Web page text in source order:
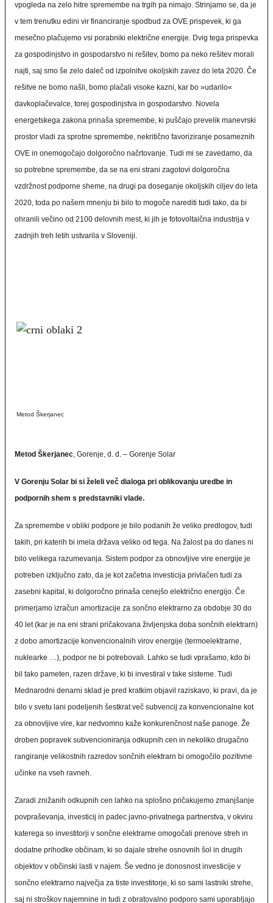
vpogleda na zelo hitre spremembe na trgih pa nimajo. Strinjamo se, da je
v tem trenutku edini vir financiranje spodbud za OVE prispevek, ki ga
mesečno plačujemo vsi porabniki električne energije. Dvig tega prispevka
za gospodinjstvo in gospodarstvo ni rešitev, bomo pa neko rešitev morali
najti, saj smo še zelo daleč od izpolnitve okoljskih zavez do leta 2020. Če
rešitve ne bomo našli, bomo plačali visoke kazni, kar bo »udarilo«
davkoplačevalce, torej gospodinjstva in gospodarstvo. Novela
energetskega zakona prinaša spremembe, ki puščajo prevelik manevrski
prostor vladi za sprotne spremembe, nekritično favoriziranje posameznih
OVE in onemogočajo dolgoročno načrtovanje. Tudi mi se zavedamo, da
so potrebne spremembe, da se na eni strani zagotovi dolgoročna
vzdržnost podporne sheme, na drugi pa doseganje okoljskih ciljev do leta
2020, toda po našem mnenju bi bilo to mogoče narediti tudi tako, da bi
ohranili večino od 2100 delovnih mest, ki jih je fotovoltaična industrija v
zadnjih treh letih ustvarila v Sloveniji.
Metod Škerjanec
Metod Škerjanec, Gorenje, d. d. – Gorenje Solar
V Gorenju Solar bi si želeli več dialoga pri oblikovanju uredbe in
podpornih shem s predstavniki vlade.
Za spremembe v obliki podpore je bilo podanih že veliko predlogov, tudi
takih, pri katerih bi imela država veliko od tega. Na žalost pa do danes ni
bilo velikega razumevanja. Sistem podpor za obnovljive vire energije je
potreben izključno zato, da je kot začetna investicija privlačen tudi za
zasebni kapital, ki dolgoročno prinaša cenejšo električno energijo. Če
primerjamo izračun amortizacije za sončno elektrarno za obdobje 30 do
40 let (kar je na eni strani pričakovana življenjska doba sončnih elektrarn)
z dobo amortizacije konvencionalnih virov energije (termoelektrarne,
nuklearke …), podpor ne bi potrebovali. Lahko se tudi vprašamo, kdo bi
bil tako pameten, razen države, ki bi investiral v take sisteme. Tudi
Mednarodni denarni sklad je pred kratkim objavil raziskavo, ki pravi, da je
bilo v svetu lani podeljenih šestkrat več subvencij za konvencionalne kot
za obnovljive vire, kar nedvomno kaže konkurenčnost naše panoge. Že
droben popravek subvencioniranja odkupnih cen in nekoliko drugačno
rangiranje velikostnih razredov sončnih elektrarn bi omogočilo pozitivne
učinke na vseh ravneh.
Zaradi znižanih odkupnih cen lahko na splošno pričakujemo zmanjšanje
povpraševanja, investicij in padec javno-privatnega partnerstva, v okviru
katerega so investitorji v sončne elektrarne omogočali prenove streh in
dodatne prihodke občinam, ki so dajale strehe osnovnih šol in drugih
objektov v občinski lasti v najem. Še vedno je donosnost investicije v
sončno elektrarno največja za tiste investitorje, ki so sami lastniki strehe,
saj ni stroškov najemnine in tudi z obratovalno podporo sami uporabljajo